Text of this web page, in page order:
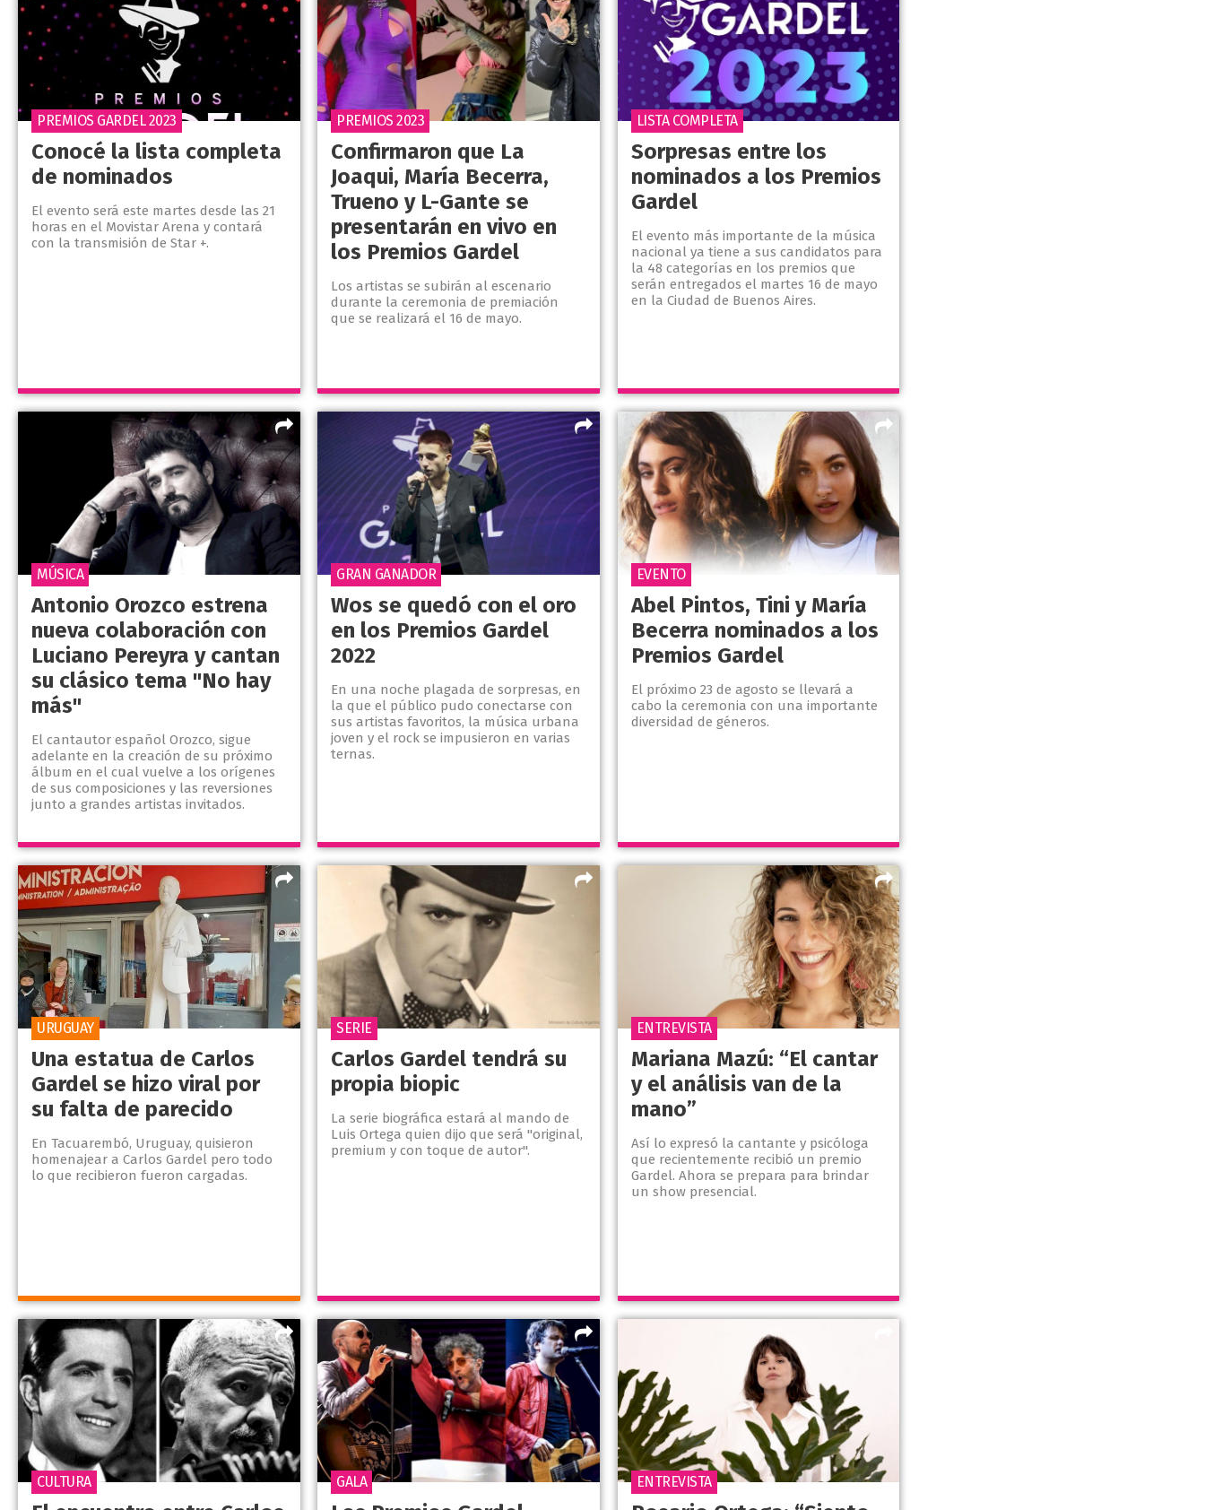
Conocé la lista completa
de nominados
El evento será este martes desde las 21
horas en el Movistar Arena y contará
con la transmisión de Star +.
PREMIOS GARDEL 2023
Confirmaron que La
Joaqui, María Becerra,
Trueno y L-Gante se
presentarán en vivo en
los Premios Gardel
Los artistas se subirán al escenario
durante la ceremonia de premiación
que se realizará el 16 de mayo.
PREMIOS 2023
Sorpresas entre los
nominados a los Premios
Gardel
El evento más importante de la música
nacional ya tiene a sus candidatos para
la 48 categorías en los premios que
serán entregados el martes 16 de mayo
en la Ciudad de Buenos Aires.
LISTA COMPLETA
Antonio Orozco estrena
nueva colaboración con
Luciano Pereyra y cantan
su clásico tema "No hay
más"
El cantautor español Orozco, sigue
adelante en la creación de su próximo
álbum en el cual vuelve a los orígenes
de sus composiciones y las reversiones
junto a grandes artistas invitados.
MÚSICA
Wos se quedó con el oro
en los Premios Gardel
2022
En una noche plagada de sorpresas, en
la que el público pudo conectarse con
sus artistas favoritos, la música urbana
joven y el rock se impusieron en varias
ternas.
GRAN GANADOR
Abel Pintos, Tini y María
Becerra nominados a los
Premios Gardel
El próximo 23 de agosto se llevará a
cabo la ceremonia con una importante
diversidad de géneros.
EVENTO
Una estatua de Carlos
Gardel se hizo viral por
su falta de parecido
En Tacuarembó, Uruguay, quisieron
homenajear a Carlos Gardel pero todo
lo que recibieron fueron cargadas.
URUGUAY
Carlos Gardel tendrá su
propia biopic
La serie biográfica estará al mando de
Luis Ortega quien dijo que será "original,
premium y con toque de autor".
SERIE
Mariana Mazú: “El cantar
y el análisis van de la
mano”
Así lo expresó la cantante y psicóloga
que recientemente recibió un premio
Gardel. Ahora se prepara para brindar
un show presencial.
ENTREVISTA
CULTURA GALA ENTREVISTA